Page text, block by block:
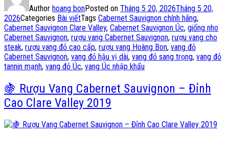
Author hoang bonPosted on Tháng 5 20, 2026Tháng 5 20,
2026Categories Bài viếtTags Cabernet Sauvignon chính hãng,
Cabernet Sauvignon Clare Valley, Cabernet Sauvignon Úc, giống nho
Cabernet Sauvignon, rượu vang Cabernet Sauvignon, rượu vang cho
steak, rượu vang đỏ cao cấp, rượu vang Hoàng Bon, vang đỏ
Cabernet Sauvignon, vang đỏ hậu vị dài, vang đỏ sang trọng, vang đỏ
tannin mạnh, vang đỏ Úc, vang Úc nhập khẩu
🍇 Rượu Vang Cabernet Sauvignon – Đỉnh
Cao Clare Valley 2019